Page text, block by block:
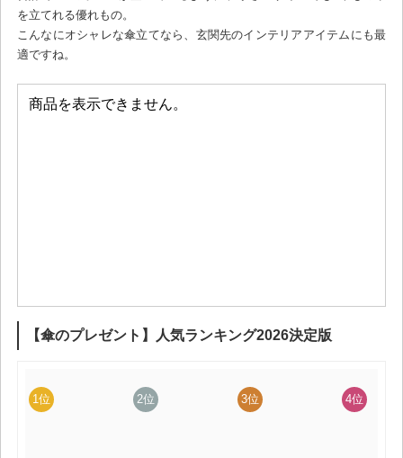
を立てれる優れもの。
こんなにオシャレな傘立てなら、玄関先のインテリアアイテムにも最
適ですね。